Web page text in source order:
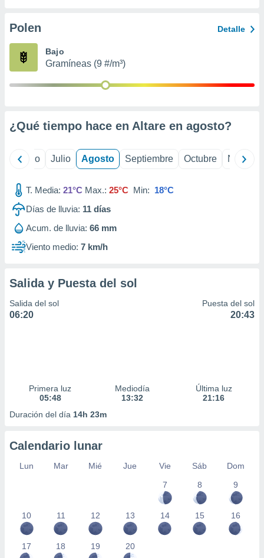
e
mediante
publicidad
publicidad
1199
Polen Detalle
Bajo
Gramíneas (9 #/m³)
¿Qué tiempo hace en Altare en agosto?
Junio Julio Agosto Septiembre Octubre
T. Media: 21°C Max.: 25°C Min: 18°C
Días de lluvia: 11 días
Acum. de lluvia: 66 mm
Viento medio: 7 km/h
Salida y Puesta del sol
Salida del sol
06:20
Puesta del sol
20:43
Primera luz
05:48
Mediodía
13:32
Última luz
21:16
Duración del día 14h 23m
Calendario lunar
Lun Mar Mié Jue Vie Sáb
Dom
7
8 9
10 11 12 13 14 15 16
17 18 19 20